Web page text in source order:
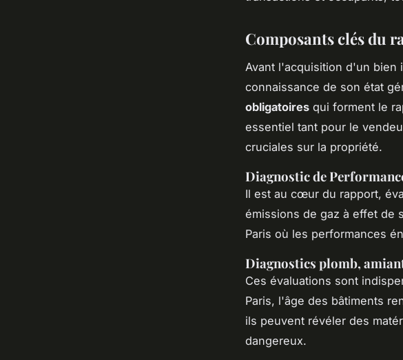
Composants clés du
Avant l'acquisition d'un bien
connaissance de son état
obligatoires qui forment le
essentiel tant pour le
cruciales sur la propriété.
Diagnostic de
Il est au cœur du rapport,
émissions de gaz à effet de
Paris où les performances
Diagnostics plomb,
Ces évaluations sont
Paris, l'âge des bâtiments
ils peuvent révéler des
dangereux.